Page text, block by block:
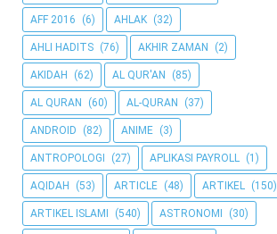
AFF 2016 (6) AHLAK (32)
AHLI HADITS (76) AKHIR ZAMAN (2)
AKIDAH (62) AL QUR'AN (85)
AL QURAN (60) AL-QURAN (37)
ANDROID (82) ANIME (3)
ANTROPOLOGI (27) APLIKASI PAYROLL (1)
AQIDAH (53) ARTICLE (48) ARTIKEL (150)
ARTIKEL ISLAMI (540) ASTRONOMI (30)